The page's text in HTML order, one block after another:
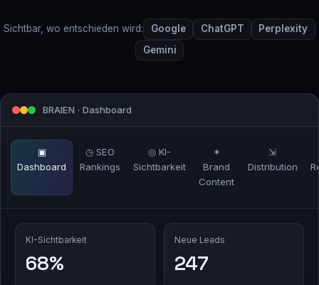
Sichtbar, wo entschieden wird: Google ChatGPT
Perplexity
Gemini
BRAIEN · Dashboard
▣
Dashboard
◷ SEO
Rankings
◎ KI-
Sichtbarkeit
✶
Brand
Content
⇲
Distribution
KI-Sichtbarkeit
68%
Neue Leads
247